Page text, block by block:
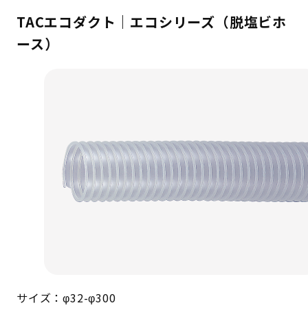
TACエコダクト｜エコシリーズ（脱塩ビホ
ース）
サイズ：φ32-φ300